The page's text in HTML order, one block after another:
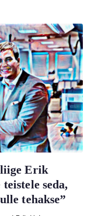
liige Erik
seda,
tehakse”